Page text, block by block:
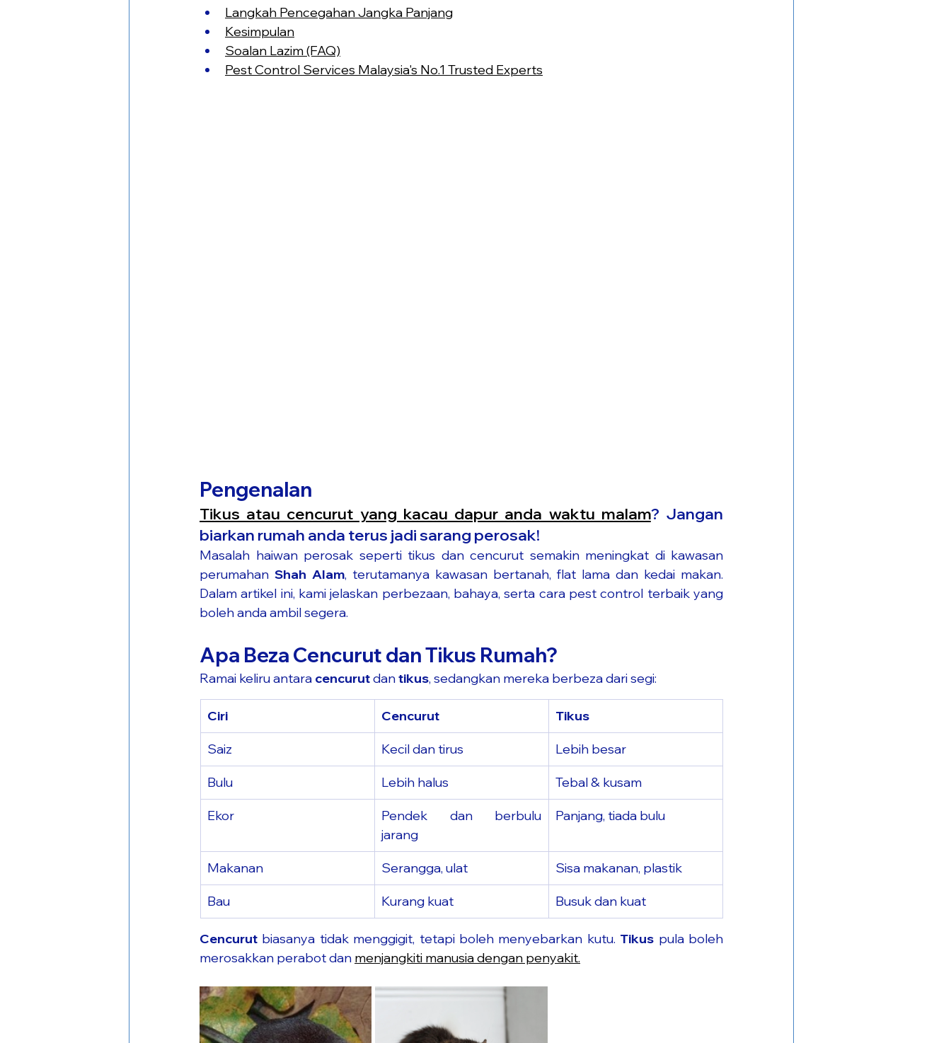
Langkah Pencegahan Jangka Panjang
Kesimpulan
Soalan Lazim (FAQ)
Pest Control Services Malaysia's No.1 Trusted Experts
Pengenalan
Tikus atau cencurut yang kacau dapur anda waktu malam? Jangan
biarkan rumah anda terus jadi sarang perosak!
Masalah haiwan perosak seperti tikus dan cencurut semakin meningkat di kawasan
perumahan Shah Alam, terutamanya kawasan bertanah, flat lama dan kedai makan.
Dalam artikel ini, kami jelaskan perbezaan, bahaya, serta cara pest control terbaik yang
boleh anda ambil segera.
Apa Beza Cencurut dan Tikus Rumah?
Ramai keliru antara cencurut dan tikus, sedangkan mereka berbeza dari segi:
Ciri Cencurut Tikus
Saiz Kecil dan tirus Lebih besar
Bulu Lebih halus Tebal & kusam
Ekor
Pendek dan berbulu
jarang
Panjang, tiada bulu
Makanan Serangga, ulat Sisa makanan, plastik
Bau Kurang kuat Busuk dan kuat
Cencurut biasanya tidak menggigit, tetapi boleh menyebarkan kutu. Tikus pula boleh
merosakkan perabot dan menjangkiti manusia dengan penyakit.